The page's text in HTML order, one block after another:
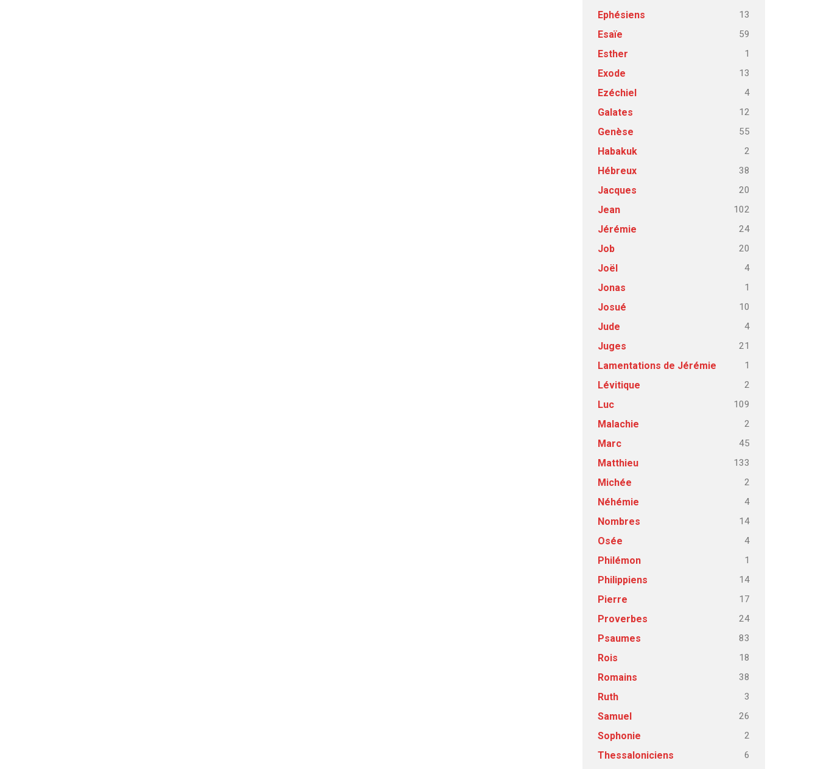
Ephésiens 13
Esaïe 59
Esther 1
Exode 13
Ezéchiel 4
Galates 12
Genèse 55
Habakuk 2
Hébreux 38
Jacques 20
Jean 102
Jérémie 24
Job 20
Joël 4
Jonas 1
Josué 10
Jude 4
Juges 21
Lamentations de Jérémie 1
Lévitique 2
Luc 109
Malachie 2
Marc 45
Matthieu 133
Michée 2
Néhémie 4
Nombres 14
Osée 4
Philémon 1
Philippiens 14
Pierre 17
Proverbes 24
Psaumes 83
Rois 18
Romains 38
Ruth 3
Samuel 26
Sophonie 2
Thessaloniciens
6